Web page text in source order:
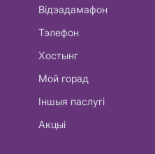
Відэадамафон
Тэлефон
Хостынг
Мой горад
Іншыя паслугі
Акцыі